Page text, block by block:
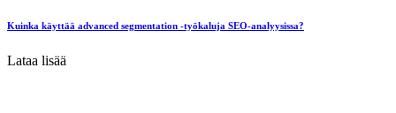
Kuinka käyttää advanced segmentation -työkaluja SEO-analyysissa?
Lataa lisää